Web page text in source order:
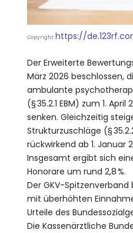
Copyright:https://
Der Erweiterte
März 2026 beschlossen,
ambulante
(§ 35.2.1 EBM) zum 1. April
senken. Gleichzeitig
Strukturzuschläge (§
rückwirkend ab 1. Januar
Insgesamt ergibt sich
Honorare um rund 2,8 %.
Der GKV-
mit überhöhten
Urteile des
Die Kassenärztliche